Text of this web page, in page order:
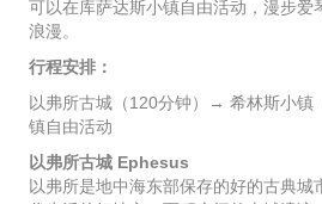
可以在库萨达斯小镇自由活动，漫步爱
浪漫。
行程安排：
以弗所古城（120分钟）→ 希林斯小
镇自由活动
以弗所古城 Ephesus
以弗所是地中海东部保存的好的古典城